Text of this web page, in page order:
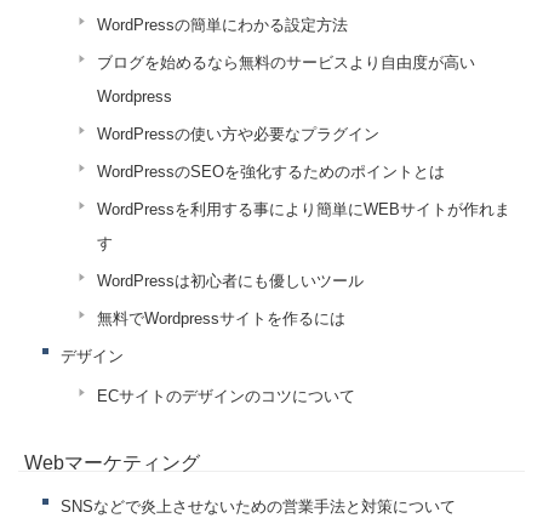
WordPressの簡単にわかる設定方法
ブログを始めるなら無料のサービスより自由度が高い
Wordpress
WordPressの使い方や必要なプラグイン
WordPressのSEOを強化するためのポイントとは
WordPressを利用する事により簡単にWEBサイトが作れま
す
WordPressは初心者にも優しいツール
無料でWordpressサイトを作るには
デザイン
ECサイトのデザインのコツについて
Webマーケティング
SNSなどで炎上させないための営業手法と対策について